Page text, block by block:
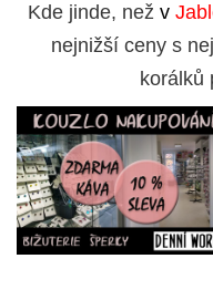
Kde jinde, než v
nejnižší ceny s
korálků